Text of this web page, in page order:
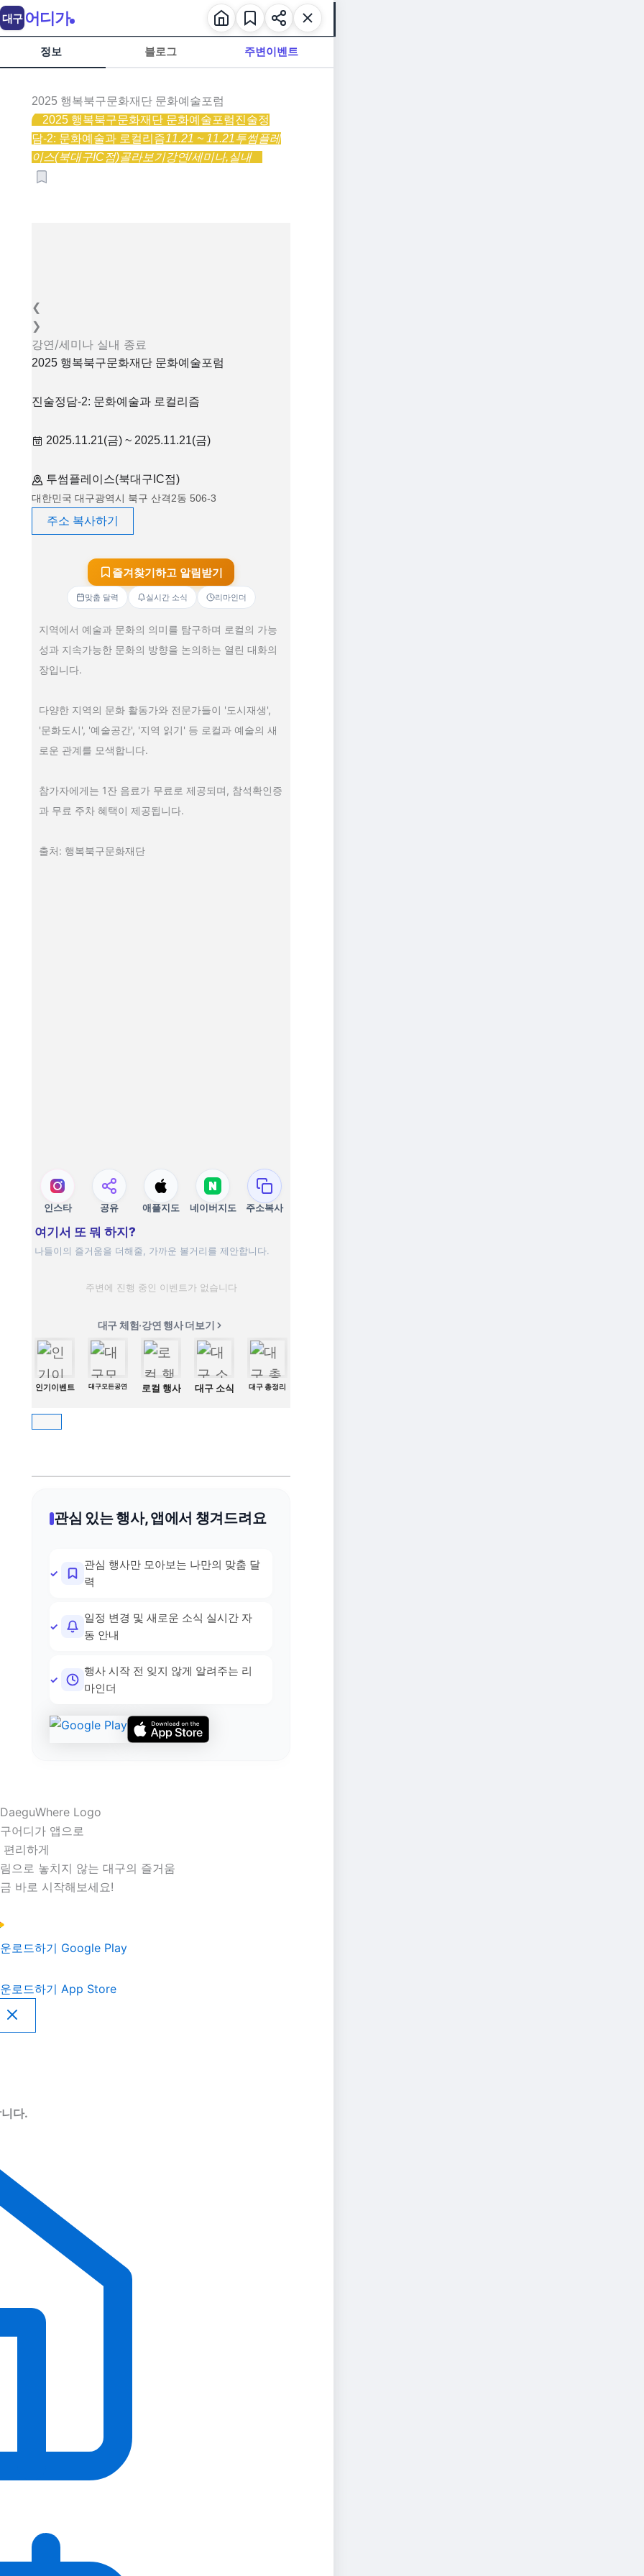
정보 블로그 주변이벤트
2025 행복북구문화재단 문화예술포럼
2025 행복북구문화재단 문화예술포럼진술정
담-2: 문화예술과 로컬리즘11.21 ~ 11.21 투썸플레
이스(북대구IC점)골라보기강연/세미나,실내
❮
❯
강연/세미나 실내 종료
2025 행복북구문화재단 문화예술포럼
진술정담-2: 문화예술과 로컬리즘
2025.11.21(금) ~ 2025.11.21(금)
투썸플레이스(북대구IC점)
대한민국 대구광역시 북구 산격2동 506-3
주소 복사하기
즐겨찾기하고 알림받기
맞춤 달력 실시간 소식 리마인더
지역에서 예술과 문화의 의미를 탐구하며 로컬의 가능
성과 지속가능한 문화의 방향을 논의하는 열린 대화의
장입니다.
다양한 지역의 문화 활동가와 전문가들이 '도시재생',
'문화도시', '예술공간', '지역 읽기' 등 로컬과 예술의 새
로운 관계를 모색합니다.
참가자에게는 1잔 음료가 무료로 제공되며, 참석확인증
과 무료 주차 혜택이 제공됩니다.
출처: 행복북구문화재단
인스타 공유 애플지도 네이버지도 주소복사
여기서 또 뭐 하지?
나들이의 즐거움을 더해줄, 가까운 볼거리를 제안합니다.
주변에 진행 중인 이벤트가 없습니다
대구 체험·강연 행사 더보기
인기이벤트 대구모든공연 로컬 행사 대구 소식 대구 총정리
관심 있는 행사, 앱에서 챙겨드려요
관심 행사만 모아보는 나만의 맞춤 달
력
일정 변경 및 새로운 소식 실시간 자
동 안내
행사 시작 전 잊지 않게 알려주는 리
마인더
대구 어디가
어디가 앱으로
편리하게
으로 놓치지 않는 대구의 즐거움
바로 시작해보세요!
로드하기 Google Play
로드하기 App Store
다.